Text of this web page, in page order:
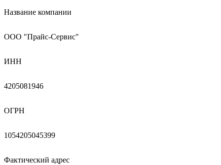
Название компании
ООО "Прайс-Сервис"
ИНН
4205081946
ОГРН
1054205045399
Фактический адрес